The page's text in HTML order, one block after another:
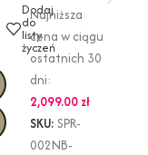
Dodaj
do
listy
życzeń
Najniższa
cena w ciągu
ostatnich 30
dni:
2,099.00 zł
SKU:SPR-
002NB-